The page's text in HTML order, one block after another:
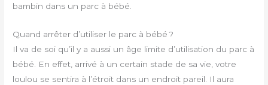
bambin dans un parc à bébé.
Quand arrêter d’utiliser le parc à bébé ?
Il va de soi qu’il y a aussi un âge limite d’utilisation du parc à
bébé. En effet, arrivé à un certain stade de sa vie, votre
loulou se sentira à l’étroit dans un endroit pareil. Il aura